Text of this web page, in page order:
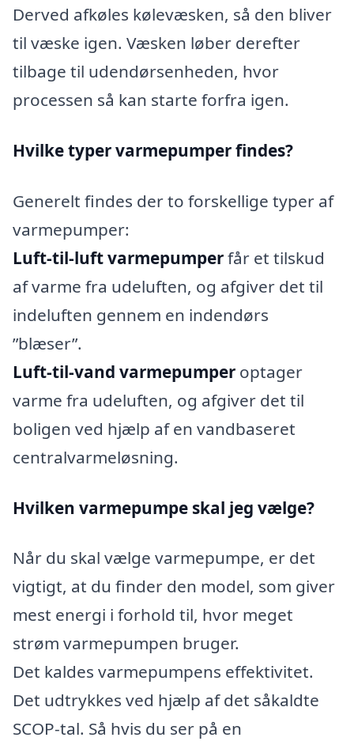
Derved afkøles kølevæsken, så den bliver
til væske igen. Væsken løber derefter
tilbage til udendørsenheden, hvor
processen så kan starte forfra igen.
Hvilke typer varmepumper findes?
Generelt findes der to forskellige typer af
varmepumper:
Luft-til-luft varmepumperfår et tilskud
af varme fra udeluften, og afgiver det til
indeluften gennem en indendørs
”blæser”.
Luft-til-vand varmepumper optager
varme fra udeluften, og afgiver det til
boligen ved hjælp af en vandbaseret
centralvarmeløsning.
Hvilken varmepumpe skal jeg vælge?
Når du skal vælge varmepumpe, er det
vigtigt, at du finder den model, som giver
mest energi i forhold til, hvor meget
strøm varmepumpen bruger.
Det kaldes varmepumpens effektivitet.
Det udtrykkes ved hjælp af det såkaldte
SCOP-tal. Så hvis du ser på en